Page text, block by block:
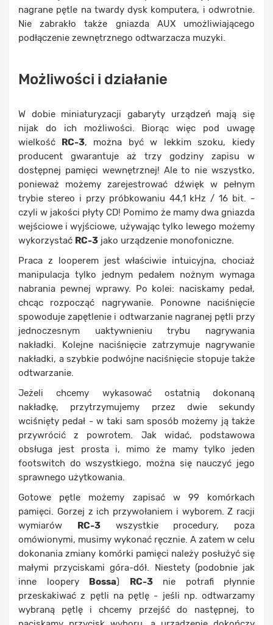
nagrane pętle na twardy dysk komputera, i odwrotnie.
Nie zabrakło także gniazda AUX umożliwiającego
podłączenie zewnętrznego odtwarzacza muzyki.
Możliwości i działanie
W dobie miniaturyzacji gabaryty urządzeń mają się
nijak do ich możliwości. Biorąc więc pod uwagę
wielkość RC-3, można być w lekkim szoku, kiedy
producent gwarantuje aż trzy godziny zapisu w
dostępnej pamięci wewnętrznej! Ale to nie wszystko,
ponieważ możemy zarejestrować dźwięk w pełnym
trybie stereo i przy próbkowaniu 44,1 kHz / 16 bit. -
czyli w jakości płyty CD! Pomimo że mamy dwa gniazda
wejściowe i wyjściowe, używając tylko lewego możemy
wykorzystać RC-3 jako urządzenie monofoniczne.
Praca z looperem jest właściwie intuicyjna, chociaż
manipulacja tylko jednym pedałem nożnym wymaga
nabrania pewnej wprawy. Po kolei: naciskamy pedał,
chcąc rozpocząć nagrywanie. Ponowne naciśnięcie
spowoduje zapętlenie i odtwarzanie nagranej pętli przy
jednoczesnym uaktywnieniu trybu nagrywania
nakładki. Kolejne naciśnięcie zatrzymuje nagrywanie
nakładki, a szybkie podwójne naciśnięcie stopuje także
odtwarzanie.
Jeżeli chcemy wykasować ostatnią dokonaną
nakładkę, przytrzymujemy przez dwie sekundy
wciśnięty pedał - w taki sam sposób możemy ją także
przywrócić z powrotem. Jak widać, podstawowa
obsługa jest prosta i, mimo że mamy tylko jeden
footswitch do wszystkiego, można się nauczyć jego
sprawnego użytkowania.
Gotowe pętle możemy zapisać w 99 komórkach
pamięci. Gorzej z ich przywołaniem i wyborem. Z racji
wymiarów RC-3wszystkie procedury, poza
omówionymi, musimy wykonać ręcznie. A zatem w celu
dokonania zmiany komórki pamięci należy posłużyć się
małymi przyciskami góra-dół. Niestety (podobnie jak
inne loopery Bossa) RC-3nie potrafi płynnie
przeskakiwać z pętli na pętlę - jeśli np. odtwarzamy
wybraną pętlę i chcemy przejść do następnej, to